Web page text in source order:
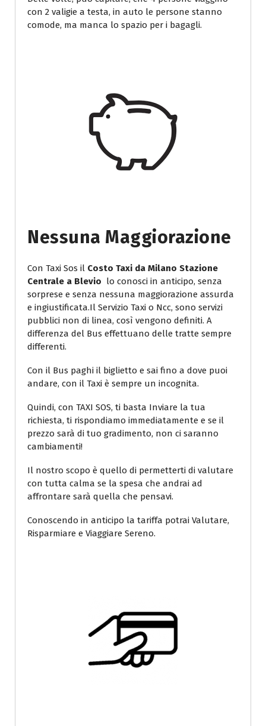
con 2 valigie a testa, in auto le persone stanno
comode, ma manca lo spazio per i bagagli.
Nessuna Maggiorazione
Con Taxi Sos il Costo Taxi da Milano Stazione
Centrale a Blevio lo conosci in anticipo, senza
sorprese e senza nessuna maggiorazione assurda
e ingiustificata.Il Servizio Taxi o Ncc, sono servizi
pubblici non di linea, così vengono definiti. A
differenza del Bus effettuano delle tratte sempre
differenti.
Con il Bus paghi il biglietto e sai fino a dove puoi
andare, con il Taxi è sempre un incognita.
Quindi, con TAXI SOS, ti basta Inviare la tua
richiesta, ti rispondiamo immediatamente e se il
prezzo sarà di tuo gradimento, non ci saranno
cambiamenti!
Il nostro scopo è quello di permetterti di valutare
con tutta calma se la spesa che andrai ad
affrontare sarà quella che pensavi.
Conoscendo in anticipo la tariffa potrai Valutare,
Risparmiare e Viaggiare Sereno.